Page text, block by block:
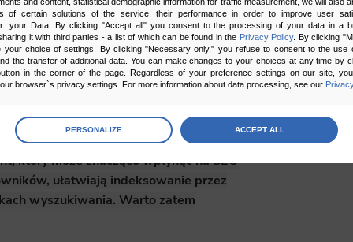
of certain solutions of the service, their performance in order to improve user
your Data. By clicking "Accept all" you consent to the processing of your data in a
it with third parties - a list of which can be found in the Privacy Policy. By clicking
your choice of settings. By clicking "Necessary only," you refuse to consent to the use
the transfer of additional data. You can make changes to your choices at any time by
in the corner of the page. Regardless of your preference settings on our site,
browser`s privacy settings. For more information about data processing, see our
preferences
PERSONALIZE ACCEPT ALL
przyjazne dla użytkowników. Breadcrumbs
hierarchii. Sprawia to że wyszukiwarki mogą
pojawiają się często w wynikach
uwagę użytkowników. Jest to
i zwiększenie liczby kliknięć.
który może znacząco wpłynąć na SEO
ułatwiają indeksowanie przez
wyszukiwania. Warto zatem